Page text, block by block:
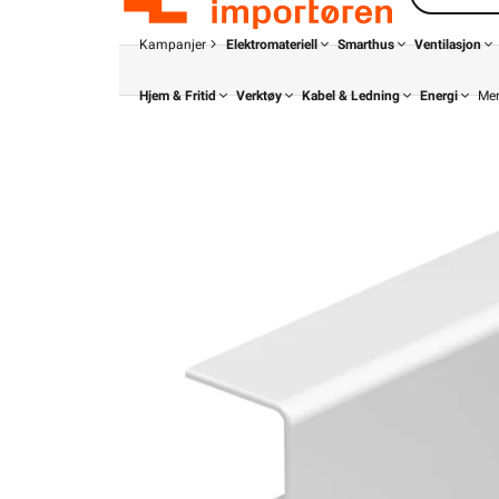
Kampanjer Elektromateriell Smarthus Ventilasjon
Hjem & Fritid Verktøy Kabel & Ledning Energi Mer